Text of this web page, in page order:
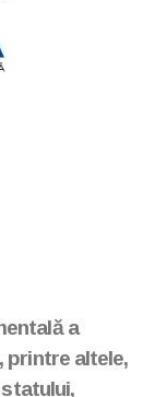
a
printre altele,